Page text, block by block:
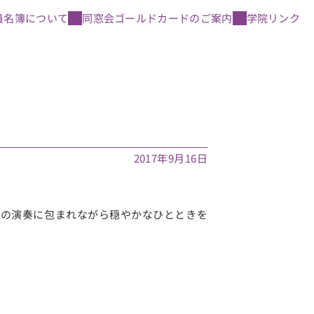
名簿について 同窓会ゴールドカードのご案内 学院リンク
2017年9月16日
演奏に包まれながら穏やかなひとときを